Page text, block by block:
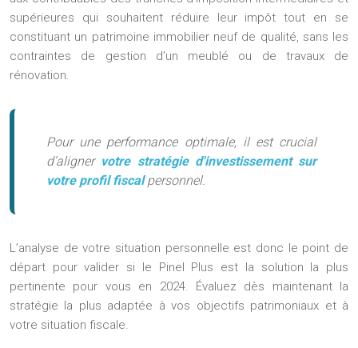
supérieures qui souhaitent réduire leur impôt tout en se
constituant un patrimoine immobilier neuf de qualité, sans les
contraintes de gestion d’un meublé ou de travaux de
rénovation.
Pour une performance optimale, il est crucial
d’aligner votre stratégie d'investissement sur
votre profil fiscalpersonnel.
L’analyse de votre situation personnelle est donc le point de
départ pour valider si le Pinel Plus est la solution la plus
pertinente pour vous en 2024. Évaluez dès maintenant la
stratégie la plus adaptée à vos objectifs patrimoniaux et à
votre situation fiscale.